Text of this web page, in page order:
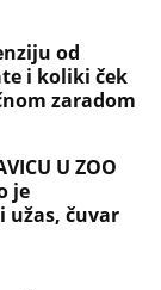
od
i koliki ček
zaradom
U ZOO
je
užas, čuvar